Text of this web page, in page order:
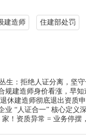
建造师 住建部处罚
生：拒绝人证分离，坚
规建造师身价看涨，早知
休建造师彻底退出资质
业 “人证合一” 核心定义
家！资质异常 = 业务停摆